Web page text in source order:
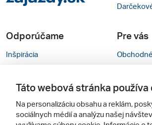
Odporúčame
Inšpirácia
Cestovné kancelárie
Zájezdy.cz
Pre vás
Verzia
Táto webová stránka
Na personalizáciu obsahu a reklám,
sociálnych médií a analýzu našej